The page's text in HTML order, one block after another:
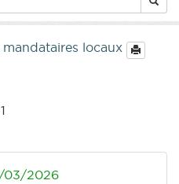
locaux
03/2026